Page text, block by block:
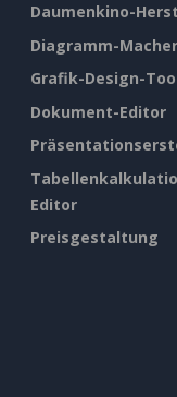
Daumenkino-
Diagramm-Macher
Grafik-Design-
Dokument-Editor
Editor
Preisgestaltung